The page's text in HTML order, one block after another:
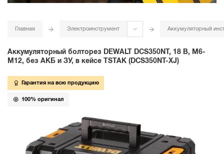
Главная Электроинструмент Аккумуляторный
Аккумуляторный болторез DEWALT DCS350NT, 18 В, M6-
M12, без АКБ и ЗУ, в кейсе TSTAK (DCS350NT-XJ)
Гарантия на всю продукцию
100% оригинал